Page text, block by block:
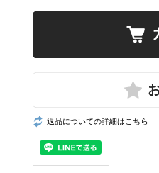
返品についての詳細はこちら